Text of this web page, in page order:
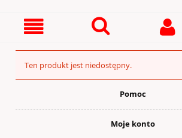
Ten produkt jest niedostępny.
Pomoc
Moje konto